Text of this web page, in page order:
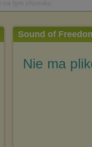
Sound of
Nie ma